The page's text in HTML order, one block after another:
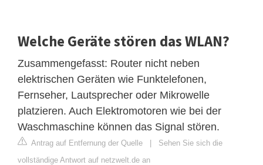
Welche Geräte stören das WLAN?
Zusammengefasst: Router nicht neben
elektrischen Geräten wie Funktelefonen,
Fernseher, Lautsprecher oder Mikrowelle
platzieren. Auch Elektromotoren wie bei der
Waschmaschine können das Signal stören.
Antrag auf Entfernung der Quelle | Sehen Sie sich die
vollständige Antwort auf netzwelt.de an